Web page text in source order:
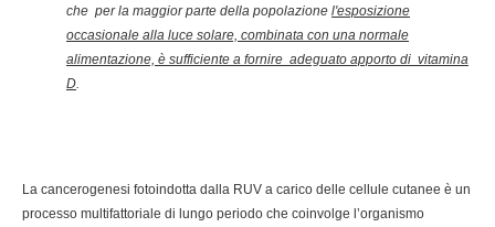
che per la maggior parte della popolazione l'esposizione
occasionale alla luce solare, combinata con una normale
alimentazione, è sufficiente a fornire adeguato apporto di vitamina
D.
La cancerogenesi fotoindotta dalla RUV a carico delle cellule cutanee è un
processo multifattoriale di lungo periodo che coinvolge l’organismo